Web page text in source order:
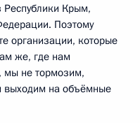
Республики Крым,
Поэтому
организации, которые
же, где нам
мы не тормозим,
выходим на объёмные